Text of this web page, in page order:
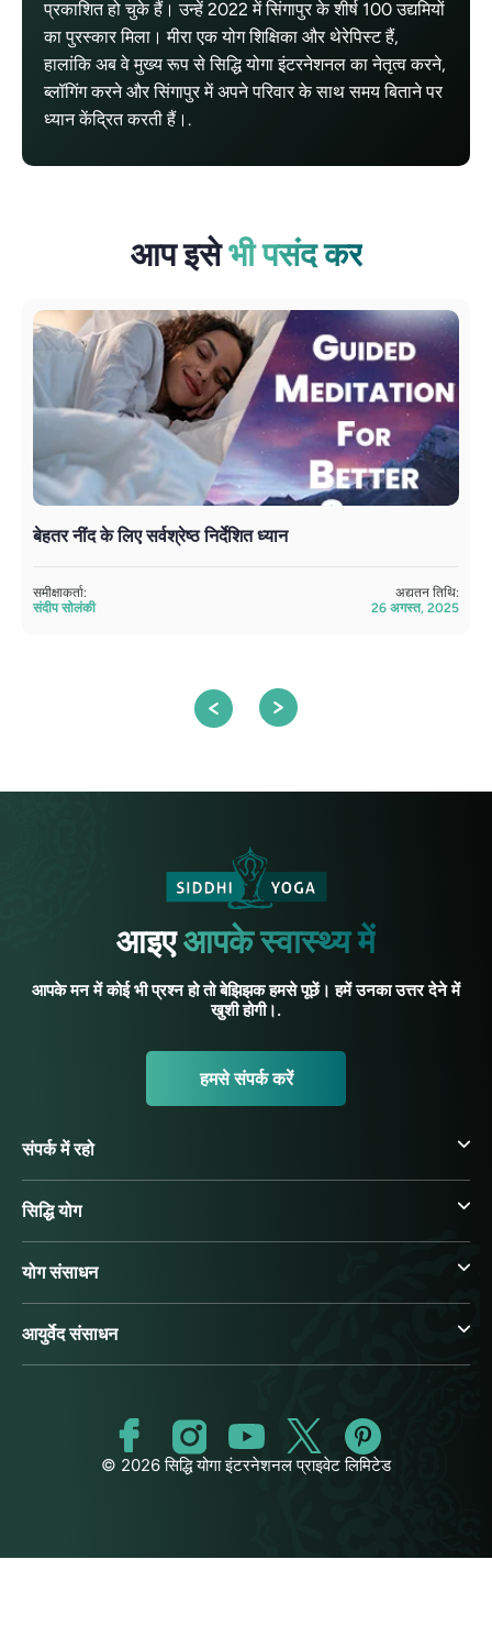
प्रकाशित हो चुके हैं। उन्हें 2022 में सिंगापुर के शीर्ष 100 उद्यमियों
का पुरस्कार मिला। मीरा एक योग शिक्षिका और थेरेपिस्ट हैं,
हालांकि अब वे मुख्य रूप से सिद्धि योगा इंटरनेशनल का नेतृत्व करने,
ब्लॉगिंग करने और सिंगापुर में अपने परिवार के साथ समय बिताने पर
ध्यान केंद्रित करती हैं।.
आप इसेभी पसंद कर
बेहतर नींद के लिए सर्वश्रेष्ठ निर्देशित ध्यान
समीक्षाकर्ता:
संदीप सोलंकी
अद्यतन तिथि:
26 अगस्त, 2025
आइएआपके स्वास्थ्य में
आपके मन में कोई भी प्रश्न हो तो बेझिझक हमसे पूछें। हमें उनका उत्तर देने में
खुशी होगी।.
हमसे संपर्क करें
संपर्क में रहो
सिद्धि योग
योग संसाधन
आयुर्वेद संसाधन
© 2026 सिद्धि योगा इंटरनेशनल प्राइवेट लिमिटेड